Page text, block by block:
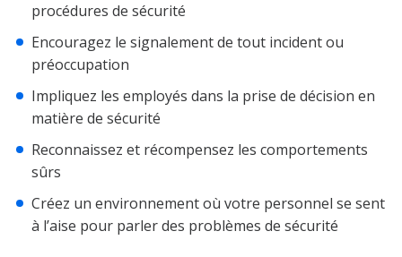
procédures de sécurité
Encouragez le signalement de tout incident ou
préoccupation
Impliquez les employés dans la prise de décision en
matière de sécurité
Reconnaissez et récompensez les comportements
sûrs
Créez un environnement où votre personnel se sent
à l’aise pour parler des problèmes de sécurité